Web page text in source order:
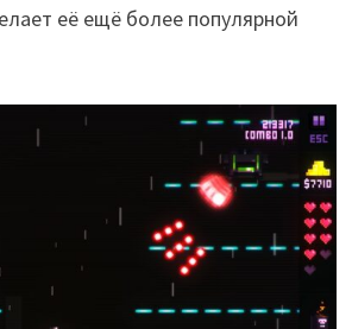
её ещё более популярной